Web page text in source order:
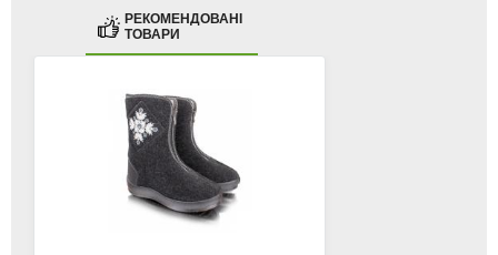
РЕКОМЕНДОВАНІ
ТОВАРИ